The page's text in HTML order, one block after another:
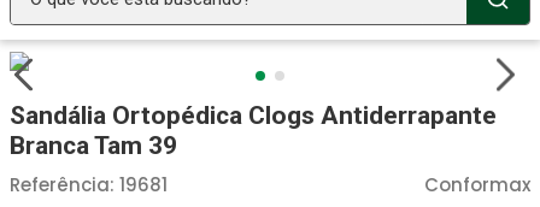
Sandália Ortopédica Clogs Antiderrapante
Branca Tam 39
Conformax
Referência: 19681
2º Fralda Geriatrica
3º Luva Latex